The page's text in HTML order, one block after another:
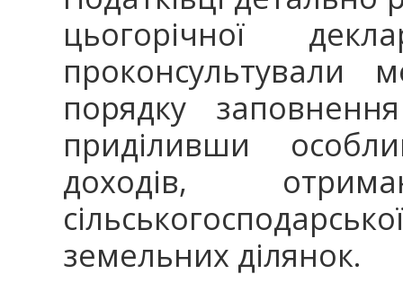
цьогорічної
проконсультували
порядку
приділивши
доходів,
земельних ділянок.